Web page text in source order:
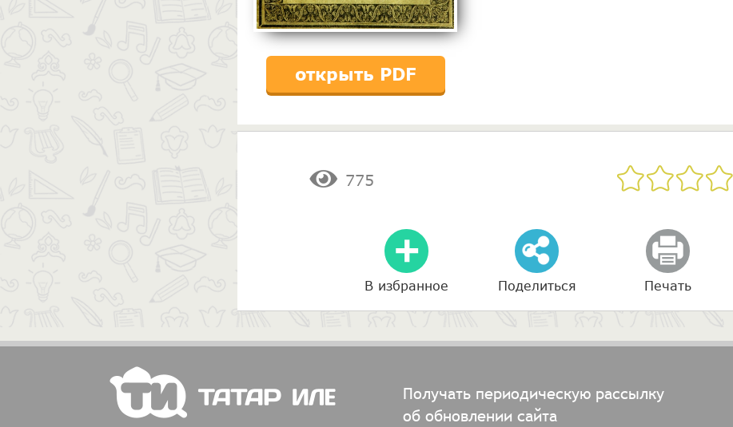
открыть PDF
775
В избранное Поделиться Печать
Получать периодическую рассылку
об обновлении сайта